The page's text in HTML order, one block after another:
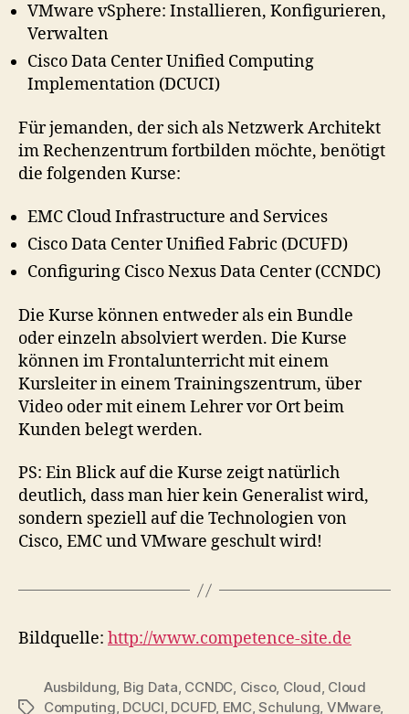
VMware vSphere: Installieren, Konfigurieren,
Verwalten
Cisco Data Center Unified Computing
Implementation (DCUCI)
Für jemanden, der sich als Netzwerk Architekt
im Rechenzentrum fortbilden möchte, benötigt
die folgenden Kurse:
EMC Cloud Infrastructure and Services
Cisco Data Center Unified Fabric (DCUFD)
Configuring Cisco Nexus Data Center (CCNDC)
Die Kurse können entweder als ein Bundle
oder einzeln absolviert werden. Die Kurse
können im Frontalunterricht mit einem
Kursleiter in einem Trainingszentrum, über
Video oder mit einem Lehrer vor Ort beim
Kunden belegt werden.
PS: Ein Blick auf die Kurse zeigt natürlich
deutlich, dass man hier kein Generalist wird,
sondern speziell auf die Technologien von
Cisco, EMC und VMware geschult wird!
Bildquelle: http://www.competence-site.de
Tags
Ausbildung, Big Data, CCNDC, Cisco, Cloud, Cloud
Computing, DCUCI, DCUFD, EMC,Schulung, VMware,